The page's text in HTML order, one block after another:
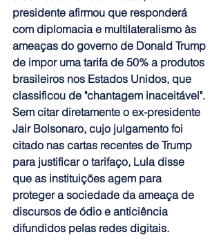
presidente afirmou que responderá
com diplomacia e multilateralismo às
ameaças do governo de Donald Trump
de impor uma tarifa de 50% a produtos
brasileiros nos Estados Unidos, que
classificou de "chantagem inaceitável".
Sem citar diretamente o ex-presidente
Jair Bolsonaro, cujo julgamento foi
citado nas cartas recentes de Trump
para justificar o tarifaço, Lula disse
que as instituições agem para
proteger a sociedade da ameaça de
discursos de ódio e anticiência
difundidos pelas redes digitais.